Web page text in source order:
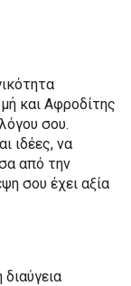
και Αφροδίτης
σου.
ιδέες, να
από την
σου έχει αξία